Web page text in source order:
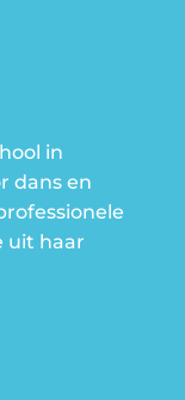
in
dans en
uit haar